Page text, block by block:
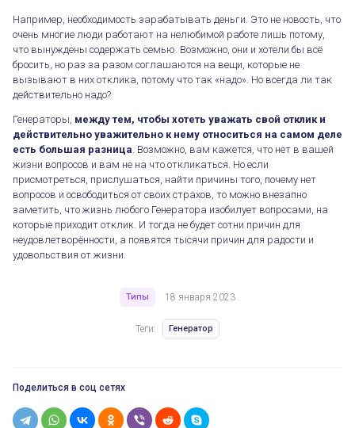
Например, необходимость зарабатывать деньги. Это не новость, что
очень многие люди работают на нелюбимой работе лишь потому,
что вынуждены содержать семью. Возможно, они и хотели бы всё
бросить, но раз за разом соглашаются на вещи, которые не
вызывают в них отклика, потому что так «надо». Но всегда ли так
действительно надо?
Генераторы, между тем, чтобы хотеть уважать свой отклик и
действительно уважительно к нему относиться на самом деле
есть большая разница . Возможно, вам кажется, что нет в вашей
жизни вопросов и вам не на что откликаться. Но если
присмотреться, прислушаться, найти причины того, почему нет
вопросов и освободиться от своих страхов, то можно внезапно
заметить, что жизнь любого Генератора изобилует вопросами, на
которые приходит отклик. И тогда не будет сотни причин для
неудовлетворённости, а появятся тысячи причин для радости и
удовольствия от жизни.
Типы 18 января 2023
Теги: Генератор
Поделиться в соц сетях